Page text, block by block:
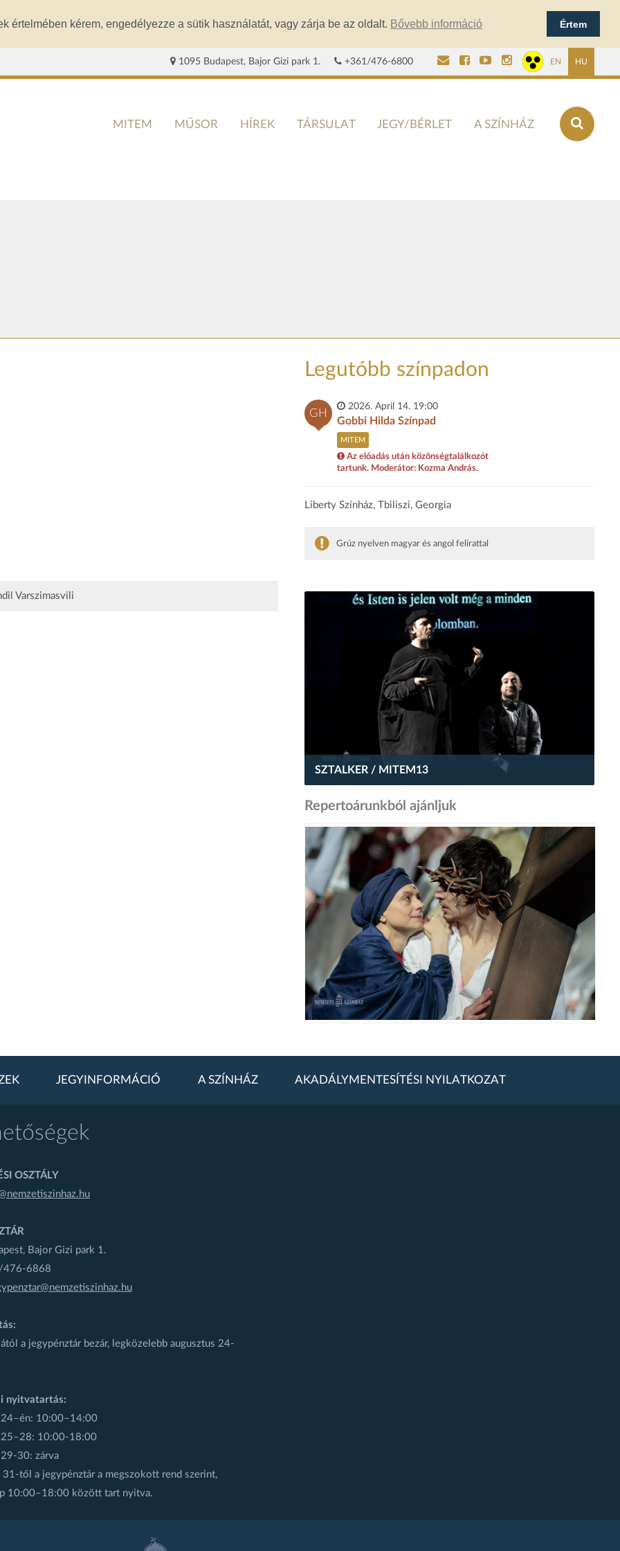
értelmében kérem, engedélyezze a sütik használatát, vagy zárja be az oldalt. Bővebb információ Értem
1095 Budapest, Bajor Gizi park 1. +361/476-6800 EN HU
MITEM MŰSOR HÍREK TÁRSULAT JEGY/BÉRLET A SZÍNHÁZ
Varszimasvili
Legutóbb színpadon
GH
2026. April 14. 19:00
Gobbi Hilda Színpad
MITEM
Az előadás után közönségtalálkozót
tartunk. Moderátor: Kozma András.
Liberty Színház, Tbiliszi, Georgia
Grúz nyelven magyar és angol felirattal
SZTALKER / MITEM13
Repertoárunkból ajánljuk
JEGYINFORMÁCIÓ A SZÍNHÁZ AKADÁLYMENTESÍTÉSI NYILATKOZAT
OSZTÁLY
Bajor Gizi park 1.
476-6868
a jegypénztár bezár, legközelebb augusztus 24-
nyitvatartás:
24–én: 10:00–14:00
25–28: 10:00-18:00
30: zárva
31-től a jegypénztár a megszokott rend szerint,
10:00–18:00 között tart nyitva.